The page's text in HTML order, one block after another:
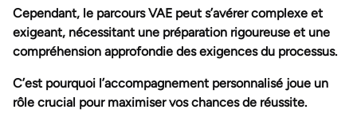
Cependant, le parcours VAE peut s’avérer complexe et
exigeant, nécessitant une préparation rigoureuse et une
compréhension approfondie des exigences du processus.
C’est pourquoi l’accompagnement personnalisé joue un
rôle crucial pour maximiser vos chances de réussite.